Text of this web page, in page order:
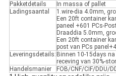
Pakketdetails
In massa of pallet
Ladingsaantal
1.wire-dia 4.0mm,
Een 20ft container
paneel +601 PCs-
Draaddia 5.0mm,
Een 20ft container
post van PCs
Leveringsdetails: Binnen 10-15days
receving van 30%-
Handelsmanier
FOB/CNF/CIF/DDU/